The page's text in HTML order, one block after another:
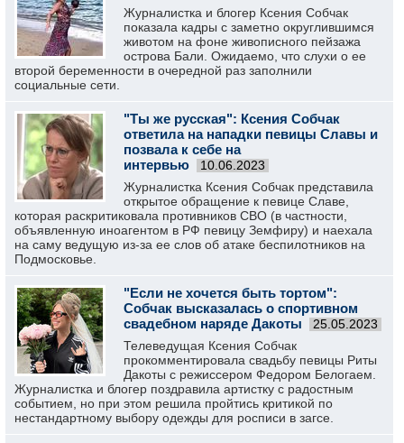
Журналистка и блогер Ксения Собчак
показала кадры с заметно округлившимся
животом на фоне живописного пейзажа
острова Бали. Ожидаемо, что слухи о ее
второй беременности в очередной раз заполнили
социальные сети.
"Ты же русская": Ксения Собчак
ответила на нападки певицы Славы и
позвала к себе на
интервью
10.06.2023
Журналистка Ксения Собчак представила
открытое обращение к певице Славе,
которая раскритиковала противников СВО (в частности,
объявленную иноагентом в РФ певицу Земфиру) и наехала
на саму ведущую из-за ее слов об атаке беспилотников на
Подмосковье.
"Если не хочется быть тортом":
Собчак высказалась о спортивном
свадебном наряде Дакоты
25.05.2023
Телеведущая Ксения Собчак
прокомментировала свадьбу певицы Риты
Дакоты с режиссером Федором Белогаем.
Журналистка и блогер поздравила артистку с радостным
событием, но при этом решила пройтись критикой по
нестандартному выбору одежды для росписи в загсе.